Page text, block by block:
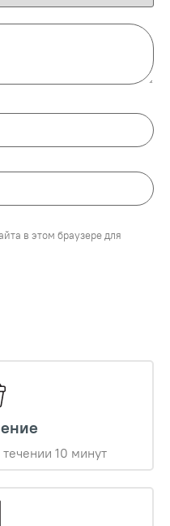
в этом браузере для
10 минут